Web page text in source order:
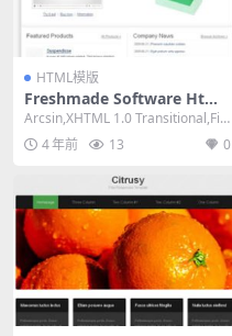
HTML模版
Freshmade Software Html
模版
Arcsin,XHTML 1.0 Transitional,Fix
ed Widt...
4 年前 13 0